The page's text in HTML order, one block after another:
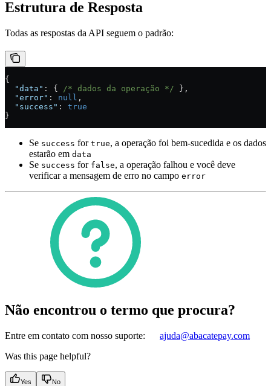
Estrutura de Resposta
Todas as respostas da API seguem o padrão:
{
  "data"
: { /* dados da operação */ },
  "error"
: null ,
  "success"
: true
}
Se success for true, a operação foi bem-sucedida e os dados
estarão em data
Se success for false, a operação falhou e você deve
verificar a mensagem de erro no campo error
Não encontrou o termo que procura?
Entre em contato com nosso suporte: ajuda@abacatepay.com
Was this page helpful?
Yes No